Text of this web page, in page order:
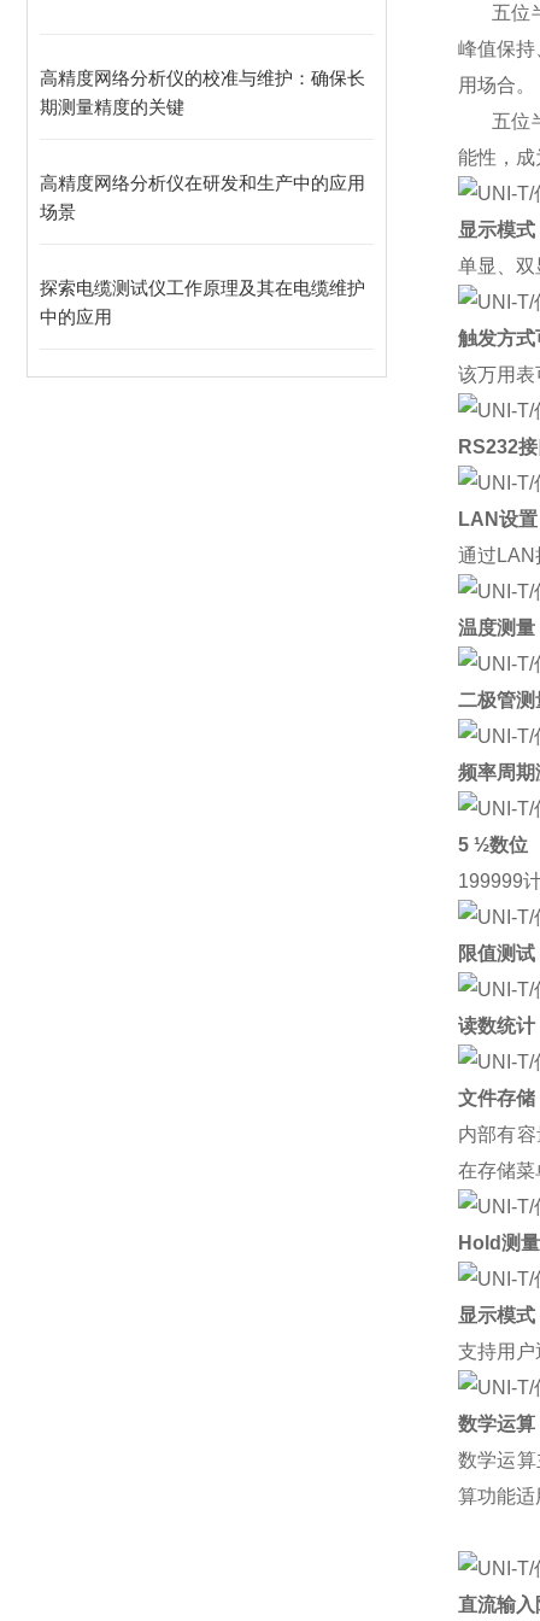
高精度网络分析仪的校准与维护：确保长
期测量精度的关键
高精度网络分析仪在研发和生产中的应用
场景
探索电缆测试仪工作原理及其在电缆维护
中的应用
五位
峰值保
用场合。
五位
能性，成
显示模式
单显、 双
触发方式
该万用表
RS232
LAN设置
通过 LAN
温度测量
二极管测
频率周期
5 ½数位
199999
限值测试
读数统计
文件存储
内部有
在存储菜
Hold测量
显示模式
支持用户
数学运算
数学运
算功能适
直流输入